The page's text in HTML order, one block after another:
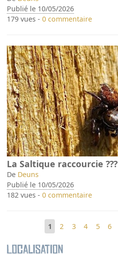
Publié le 10/05/2026
179 vues -0 commentaire
La Saltique raccourcie ???
De Deuns
Publié le 10/05/2026
182 vues -0 commentaire
1 2 3 4 5 6
Localisation